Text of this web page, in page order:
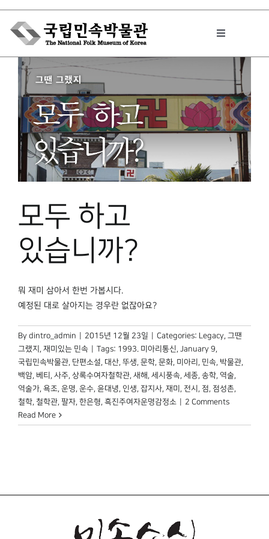
Skip
content
Toggle
박물관에서는
민속이야기
민속 인사이드
원문보기 PDF
모두 하고
있습니까?
뭐 재미 삼아서 한번 가봅시다.
예정된 대로 살아지는 경우란 없잖아요?
By dintro_admin 2015년 12월 23일 Categories: Legacy, 그땐
그랬지 , 재미있는 민속 Tags: 1993. 미아리통신, January 9,
국립민속박물관, 단편소설, 대산, 뚜생, 문학, 문화, 미아리 , 민속, 박물관,
백암, 베티 , 사주, 상록수여자철학관, 새해 , 세시풍속, 세종, 송학, 역술,
역술가, 욕조, 운명, 운수, 윤대녕, 인생, 잡지사, 재미 , 전시 , 점, 점성촌,
철학, 철학관, 팔자, 한은형, 흑진주여자운명감정소
2 Comments
Read More